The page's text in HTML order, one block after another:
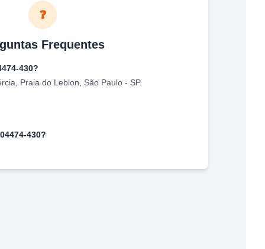
❓
Frequentes
430?
Praia do Leblon São Paulo - SP.
04474-430?